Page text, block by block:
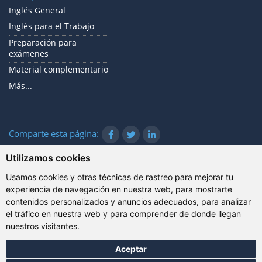
Utilizamos cookies
Usamos cookies y otras técnicas de rastreo para mejorar tu
experiencia de navegación en nuestra web, para mostrarte
contenidos personalizados y anuncios adecuados, para analizar
el tráfico en nuestra web y para comprender de donde llegan
nuestros visitantes.
Aceptar
Inglés General
Inglés para el Trabajo
Preparación para
exámenes
Material complementario
Más...
Comparte esta página:
© Gazanta Project 2026
Condiciones de uso|Política de privacidad | Cookies |
Información técnica